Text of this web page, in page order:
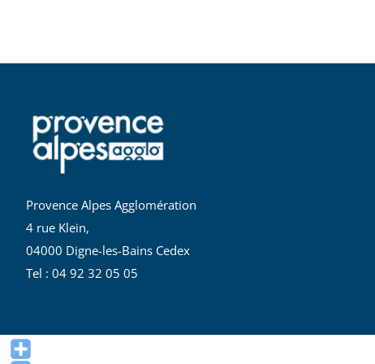
Provence Alpes Agglomération
4 rue Klein,
04000 Digne-les-Bains Cedex
Tel : 04 92 32 05 05